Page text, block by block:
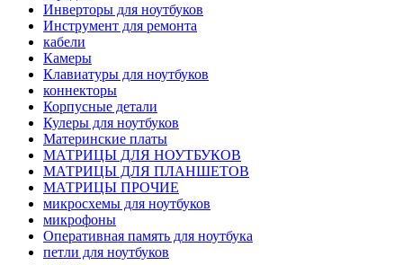
Инверторы для ноутбуков
Инструмент для ремонта
кабели
Камеры
Клавиатуры для ноутбуков
коннекторы
Корпусные детали
Кулеры для ноутбуков
Материнские платы
МАТРИЦЫ ДЛЯ НОУТБУКОВ
МАТРИЦЫ ДЛЯ ПЛАНШЕТОВ
МАТРИЦЫ ПРОЧИЕ
микросхемы для ноутбуков
микрофоны
Оперативная память для ноутбука
петли для ноутбуков